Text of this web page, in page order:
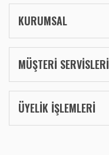
KURUMSAL
MÜŞTERİ SERVİSLERİ
ÜYELİK İŞLEMLERİ